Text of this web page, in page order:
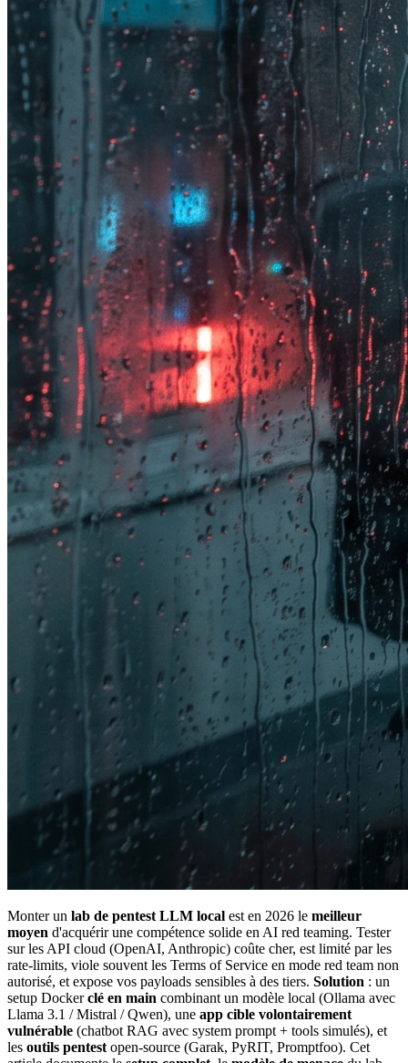
Monter un lab de pentest LLM local est en 2026 le meilleur
moyen d'acquérir une compétence solide en AI red teaming. Tester
sur les API cloud (OpenAI, Anthropic) coûte cher, est limité par les
rate-limits, viole souvent les Terms of Service en mode red team non
autorisé, et expose vos payloads sensibles à des tiers. Solution : un
setup Dockerclé en main combinant un modèle local (Ollama avec
Llama 3.1 / Mistral / Qwen), une app cible volontairement
vulnérable (chatbot RAG avec system prompt + tools simulés), et
les outils pentest open-source (Garak, PyRIT, Promptfoo). Cet